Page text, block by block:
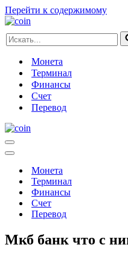
Перейти к содержимому
Искать...
Монета
Терминал
Финансы
Счет
Перевод
Меню
навигации
Меню
навигацииМонета
Терминал
Финансы
Счет
Перевод
Мкб банк что с